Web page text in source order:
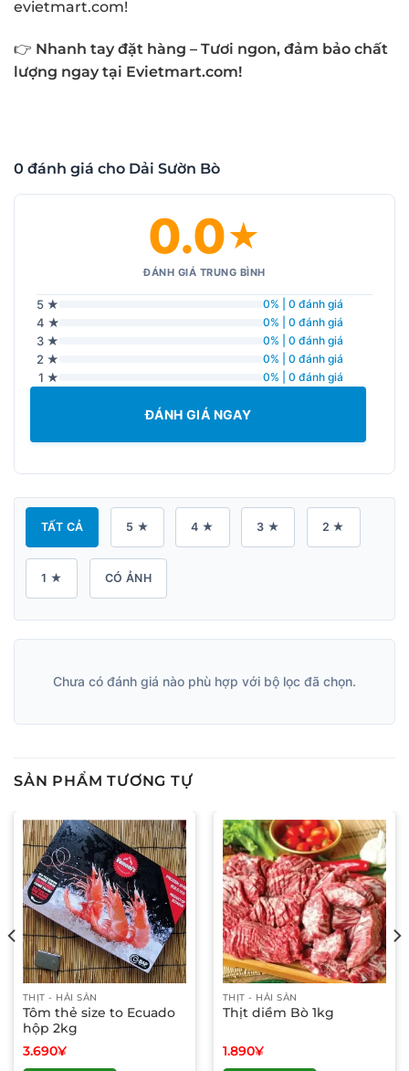
evietmart.com!
👉 Nhanh tay đặt hàng – Tươi ngon, đảm bảo chất
lượng ngay tại Evietmart.com!
0 đánh giá cho Dải Sườn Bò
0.0★
ĐÁNH GIÁ TRUNG BÌNH
5 ★ 0% | 0 đánh giá
4 ★ 0% | 0 đánh giá
3 ★ 0% | 0 đánh giá
2 ★ 0% | 0 đánh giá
1 ★ 0% | 0 đánh giá
ĐÁNH GIÁ NGAY
TẤT CẢ 5 ★ 4 ★ 3 ★ 2 ★
1 ★ CÓ ẢNH
Chưa có đánh giá nào phù hợp với bộ lọc đã chọn.
SẢN PHẨM TƯƠNG TỰ
THỊT - HẢI SẢN
Tôm thẻ size to Ecuado
hộp 2kg
3.690¥
THỊT - HẢI SẢN
Thịt diềm Bò 1kg
1.890¥